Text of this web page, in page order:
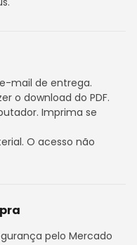
mail de entrega.
o download do PDF.
Imprima se
O acesso não
pelo Mercado